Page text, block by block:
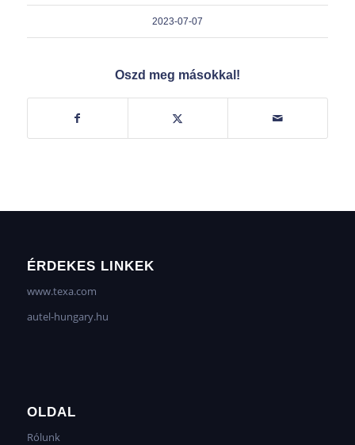
2023-07-07
Oszd meg másokkal!
ÉRDEKES LINKEK
www.texa.com
autel-hungary.hu
OLDAL
Rólunk